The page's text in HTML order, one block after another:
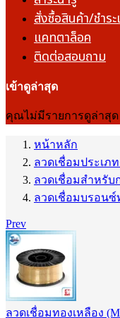
สั่งซื้อสินค้า/ชำระ
แคทตาล็อค
ติดต่อสอบถาม
เข้าดูล่าสุด
คุณไม่มีรายการดูล่าสุด
หน้าหลัก
ลวดเชื่อมประเภ
ลวดเชื่อมสำหรับ
ลวดเชื่อมบรอนซ์
Prev
ลวดเชื่อมทองเหลือง